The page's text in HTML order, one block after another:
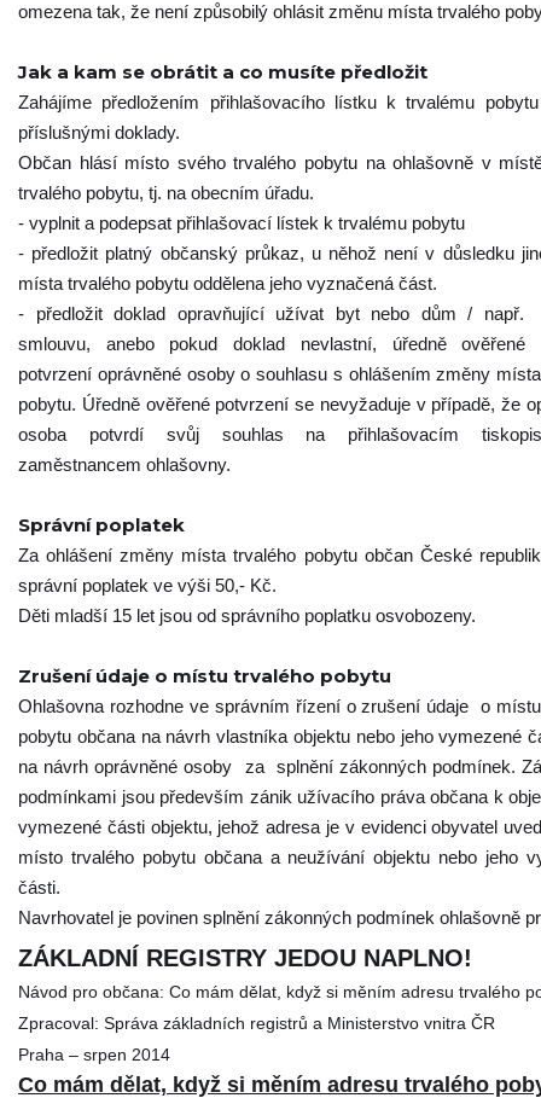
omezena tak, že není způsobilý ohlásit změnu místa trvalého
Jak a kam se obrátit a co musíte předložit
Zahájíme předložením přihlašovacího lístku k trvalému
příslušnými doklady.
Občan hlásí místo svého trvalého pobytu na ohlašovně v
trvalého pobytu, tj. na obecním úřadu.
- vyplnit a podepsat přihlašovací lístek k trvalému pobytu
- předložit platný občanský průkaz, u něhož není v důsledku
místa trvalého pobytu oddělena jeho vyznačená část.
- předložit doklad opravňující užívat byt nebo dům / např.
smlouvu, anebo pokud doklad nevlastní, úředně ověřené
potvrzení oprávněné osoby o souhlasu s ohlášením změny
pobytu. Úředně ověřené potvrzení se nevyžaduje v případě, že
osoba potvrdí svůj souhlas na přihlašovacím
zaměstnancem ohlašovny.
Správní poplatek
Za ohlášení změny místa trvalého pobytu občan České
správní poplatek ve výši 50,- Kč.
Děti mladší 15 let jsou od správního poplatku osvobozeny.
Zrušení údaje o místu trvalého pobytu
Ohlašovna rozhodne ve správním řízení o zrušení údaje o
pobytu občana na návrh vlastníka objektu nebo jeho vymezené
na návrh oprávněné osoby za splnění zákonných podmínek.
podmínkami jsou především zánik užívacího práva občana k
vymezené části objektu, jehož adresa je v evidenci obyvatel
místo trvalého pobytu občana a neužívání objektu nebo jeho
části.
Navrhovatel je povinen splnění zákonných podmínek ohlašovně
ZÁKLADNÍ REGISTRY JEDOU NAPLNO!
Návod pro občana: Co mám dělat, když si měním adresu trvalého
Zpracoval: Správa základních registrů a Ministerstvo vnitra ČR
Praha – srpen 2014
Co mám dělat, když si měním adresu trvalého